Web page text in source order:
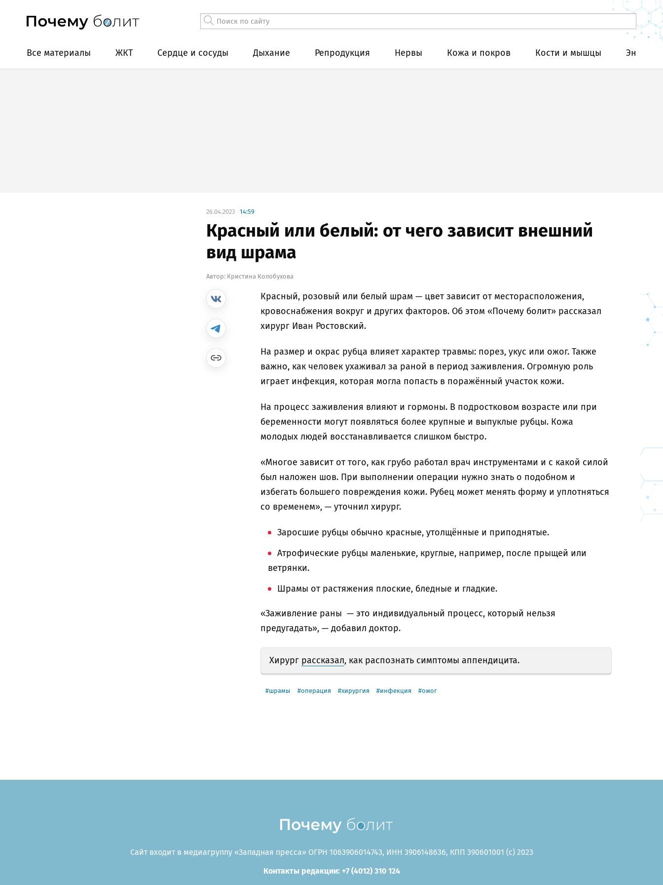
Все материалы ЖКТ Сердце и сосуды Дыхание Репродукция Нервы Кожа и покров Кости и мышцы
26.04.2023 14:59
Красный или белый: от чего зависит внешний
вид шрама
Автор: Кристина Колобухова
Красный, розовый или белый шрам — цвет зависит от месторасположения,
кровоснабжения вокруг и других факторов. Об этом «Почему болит» рассказал
хирург Иван Ростовский.
На размер и окрас рубца влияет характер травмы: порез, укус или ожог. Также
важно, как человек ухаживал за раной в период заживления. Огромную роль
играет инфекция, которая могла попасть в поражённый участок кожи.
На процесс заживления влияют и гормоны. В подростковом возрасте или при
беременности могут появляться более крупные и выпуклые рубцы. Кожа
молодых людей восстанавливается слишком быстро.
«Многое зависит от того, как грубо работал врач инструментами и с какой силой
был наложен шов. При выполнении операции нужно знать о подобном и
избегать большего повреждения кожи. Рубец может менять форму и уплотняться
со временем», — уточнил хирург.
Заросшие рубцы обычно красные, утолщённые и приподнятые.
Атрофические рубцы маленькие, круглые, например, после прыщей или
ветрянки.
Шрамы от растяжения плоские, бледные и гладкие.
«Заживление раны — это индивидуальный процесс, который нельзя
предугадать», — добавил доктор.
Хирург рассказал, как распознать симптомы аппендицита.
шрамы операция хирургия инфекция ожог
Сайт входит в медиагруппу «Западная пресса» ОГРН 1063906014743, ИНН 3906148636, КПП 390601001 (c) 2023
Контакты редакции: +7 (4012) 310 124